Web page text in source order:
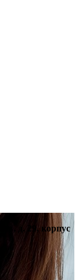
д. 29, корпус